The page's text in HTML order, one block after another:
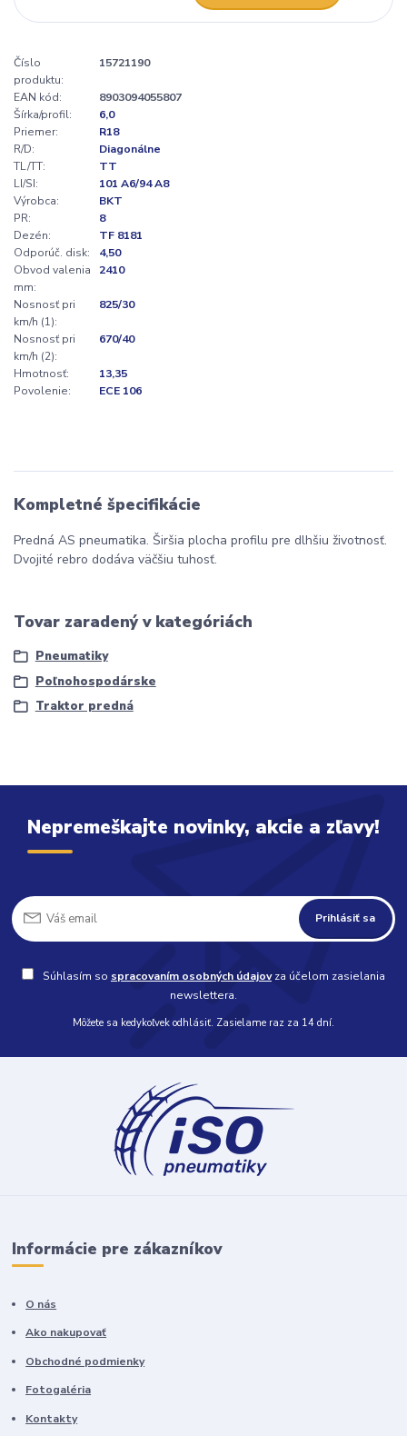
Číslo
produktu:
15721190
EAN kód:
8903094055807
Šírka/profil:
6,0
Priemer:
R18
R/D:
Diagonálne
TL/TT:
TT
LI/SI:
101 A6/94 A8
Výrobca:
BKT
PR:
8
Dezén:
TF 8181
Odporúč. disk:
4,50
Obvod valenia
mm:
2410
Nosnosť pri
km/h (1):
825/30
Nosnosť pri
km/h (2):
670/40
Hmotnosť:
13,35
Povolenie:
ECE 106
Kompletné špecifikácie
Predná AS pneumatika. Širšia plocha profilu pre dlhšiu životnosť.
Dvojité rebro dodáva väčšiu tuhosť.
Tovar zaradený v kategóriách
Pneumatiky
Poľnohospodárske
Traktor predná
Nepremeškajte novinky, akcie a zľavy!
Prihlásiť sa
Súhlasím so spracovaním osobných údajovza účelom zasielania
newslettera.
Môžete sa kedykoľvek odhlásiť. Zasielame raz za 14 dní.
Informácie pre zákazníkov
O nás
Ako nakupovať
Obchodné podmienky
Fotogaléria
Kontakty